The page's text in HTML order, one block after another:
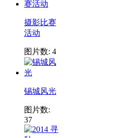
摄影比赛
活动
图片数: 4
锡城风光
图片数:
37